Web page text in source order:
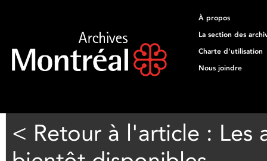
À propos
La section des
Charte d'utilisation
Nous joindre
< Retour à l'article : Les